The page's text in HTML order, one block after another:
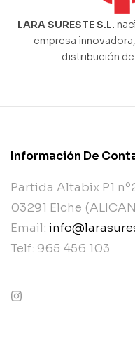
LARA SURESTE S.L.
empresa
distribución
Información De
Partida Altabix P1
03291 Elche
Email:
Telf: 965 456 103